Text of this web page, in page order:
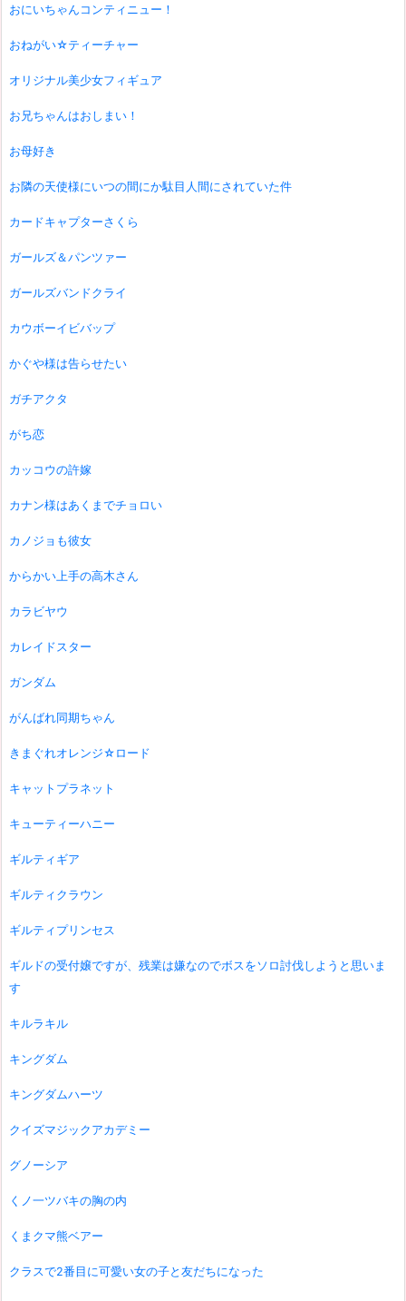
おにいちゃんコンティニュー！
おねがい☆ティーチャー
オリジナル美少女フィギュア
お兄ちゃんはおしまい！
お母好き
お隣の天使様にいつの間にか駄目人間にされていた件
カードキャプターさくら
ガールズ＆パンツァー
ガールズバンドクライ
カウボーイビバップ
かぐや様は告らせたい
ガチアクタ
がち恋
カッコウの許嫁
カナン様はあくまでチョロい
カノジョも彼女
からかい上手の高木さん
カラビヤウ
カレイドスター
ガンダム
がんばれ同期ちゃん
きまぐれオレンジ☆ロード
キャットプラネット
キューティーハニー
ギルティギア
ギルティクラウン
ギルティプリンセス
ギルドの受付嬢ですが、残業は嫌なのでボスをソロ討伐しようと思いま
す
キルラキル
キングダム
キングダムハーツ
クイズマジックアカデミー
グノーシア
くノ一ツバキの胸の内
くまクマ熊ベアー
クラスで2番目に可愛い女の子と友だちになった